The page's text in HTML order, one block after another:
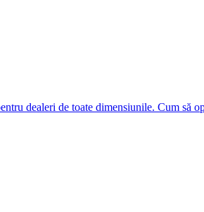
dealeri de toate dimensiunile. Cum să